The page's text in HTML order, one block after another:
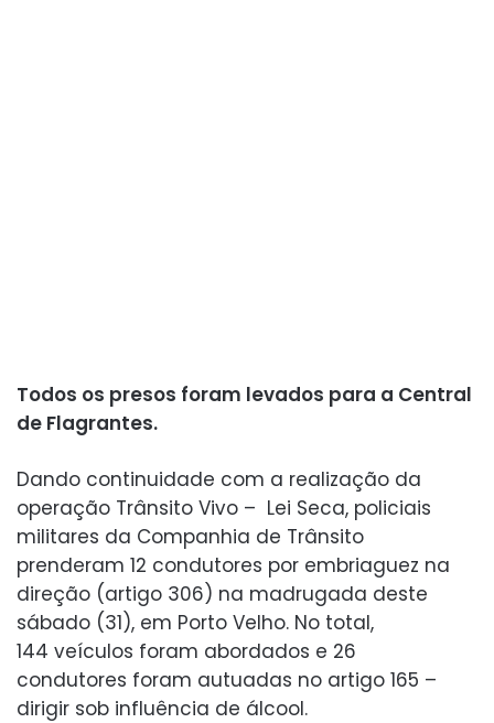
Todos os presos foram levados para a Central
de Flagrantes.
Dando continuidade com a realização da
operação Trânsito Vivo – Lei Seca, policiais
militares da Companhia de Trânsito
prenderam 12 condutores por embriaguez na
direção (artigo 306) na madrugada deste
sábado (31), em Porto Velho. No total,
144 veículos foram abordados e 26
condutores foram autuadas no artigo 165 –
dirigir sob influência de álcool.